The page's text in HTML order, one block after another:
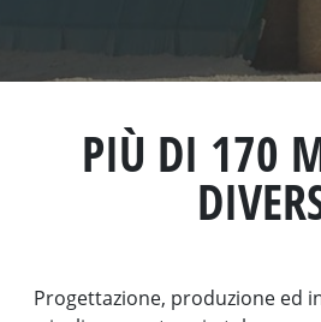
PIÙ DI 170
Progettazione, produzione ed